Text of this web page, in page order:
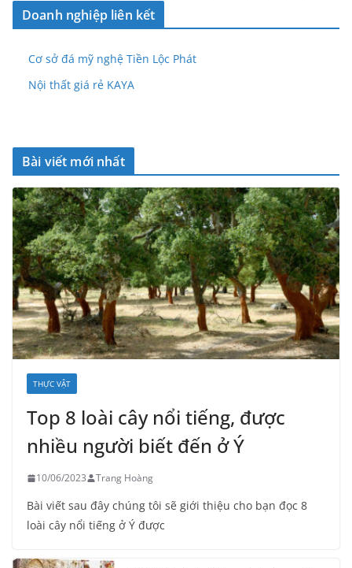
Doanh nghiệp liên kết
Cơ sở đá mỹ nghệ Tiền Lộc Phát
Nội thất giá rẻ KAYA
Bài viết mới nhất
THỰC VẬT
Top 8 loài cây nổi tiếng, được
nhiều người biết đến ở Ý
10/06/2023 Trang Hoàng
Bài viết sau đây chúng tôi sẽ giới thiệu cho bạn đọc 8
loài cây nổi tiếng ở Ý được